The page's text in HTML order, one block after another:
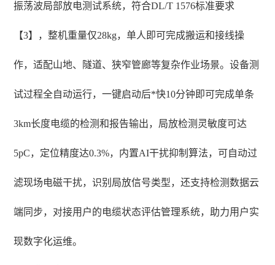
振荡波局部放电测试系统，符合DL/T 1576标准要求
【3】，整机重量仅28kg，单人即可完成搬运和接线操
作，适配山地、隧道、狭窄管廊等复杂作业场景。设备测
试过程全自动运行，一键启动后*快10分钟即可完成单条
3km长度电缆的检测和报告输出，局放检测灵敏度可达
5pC，定位精度达0.3%，内置AI干扰抑制算法，可自动过
滤现场电磁干扰，识别局放信号类型，还支持检测数据云
端同步，对接用户的电缆状态评估管理系统，助力用户实
现数字化运维。